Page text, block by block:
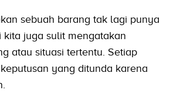
sebuah barang tak lagi punya
kita juga sulit mengatakan
atau situasi tertentu. Setiap
yang ditunda karena